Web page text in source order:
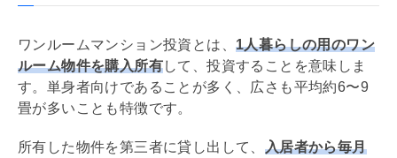
ワンルームマンション投資とは、 1人暮らしの用のワン
ルーム物件を購入所有して、投資することを意味しま
す。単身者向けであることが多く、広さも平均約6〜9
畳が多いことも特徴です。
所有した物件を第三者に貸し出して、 入居者から毎月